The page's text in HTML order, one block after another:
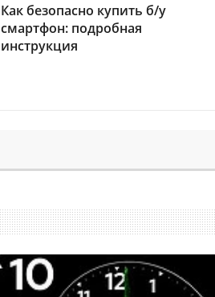
Как безопасно купить б/у
смартфон: подробная
инструкция